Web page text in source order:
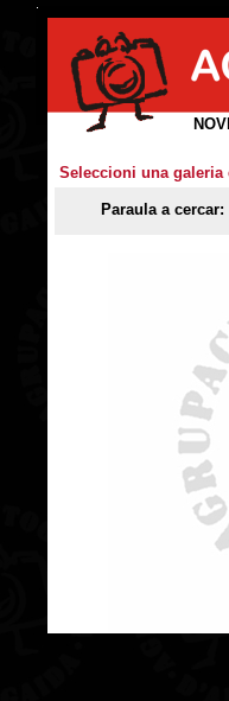
Seleccioni una
Paraula a